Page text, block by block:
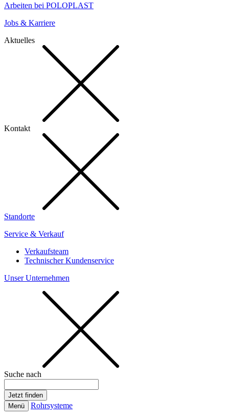
Arbeiten bei POLOPLAST
Jobs & Karriere
Aktuelles
Kontakt
Standorte
Service & Verkauf
Verkaufsteam
Technischer Kundenservice
Unser Unternehmen
Suche nach
Menü Rohrsysteme